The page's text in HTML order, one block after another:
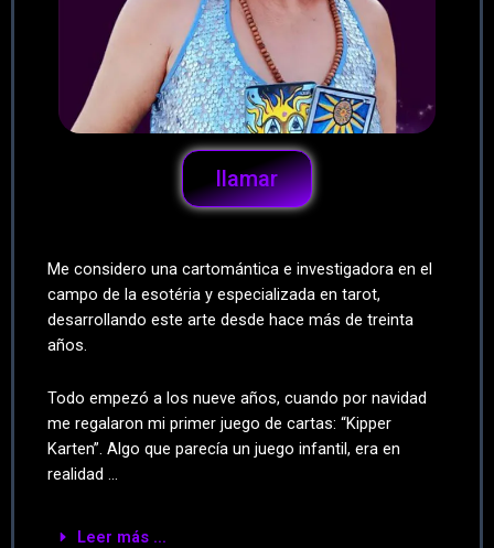
llamar
Me considero una cartomántica e investigadora en el
campo de la esotéria y especializada en tarot,
desarrollando este arte desde hace más de treinta
años.
Todo empezó a los nueve años, cuando por navidad
me regalaron mi primer juego de cartas: “Kipper
Karten”. Algo que parecía un juego infantil, era en
realidad …
Leer más ...